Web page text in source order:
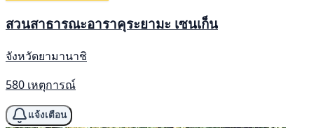
สวนสาธารณะอาราคุระยามะ เซนเก็น
จังหวัดยามานาชิ
580 เหตุการณ์
แจ้งเตือน